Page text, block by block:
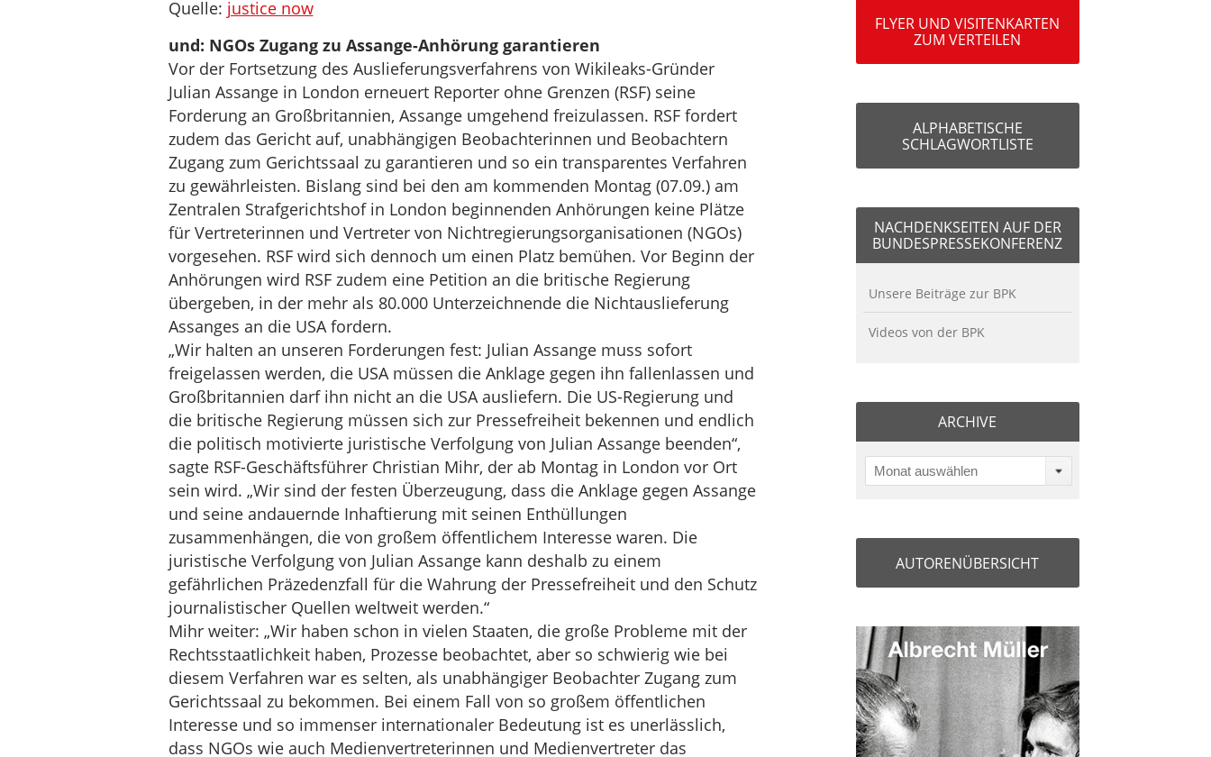
Quelle: justice now
und: NGOs Zugang zu Assange-Anhörung garantieren
Vor der Fortsetzung des Auslieferungsverfahrens von Wikileaks-Gründer
Julian Assange in London erneuert Reporter ohne Grenzen (RSF) seine
Forderung an Großbritannien, Assange umgehend freizulassen. RSF fordert
zudem das Gericht auf, unabhängigen Beobachterinnen und Beobachtern
Zugang zum Gerichtssaal zu garantieren und so ein transparentes Verfahren
zu gewährleisten. Bislang sind bei den am kommenden Montag (07.09.) am
Zentralen Strafgerichtshof in London beginnenden Anhörungen keine Plätze
für Vertreterinnen und Vertreter von Nichtregierungsorganisationen (NGOs)
vorgesehen. RSF wird sich dennoch um einen Platz bemühen. Vor Beginn der
Anhörungen wird RSF zudem eine Petition an die britische Regierung
übergeben, in der mehr als 80.000 Unterzeichnende die Nichtauslieferung
Assanges an die USA fordern.
„Wir halten an unseren Forderungen fest: Julian Assange muss sofort
freigelassen werden, die USA müssen die Anklage gegen ihn fallenlassen und
Großbritannien darf ihn nicht an die USA ausliefern. Die US-Regierung und
die britische Regierung müssen sich zur Pressefreiheit bekennen und endlich
die politisch motivierte juristische Verfolgung von Julian Assange beenden“,
sagte RSF-Geschäftsführer Christian Mihr, der ab Montag in London vor Ort
sein wird. „Wir sind der festen Überzeugung, dass die Anklage gegen Assange
und seine andauernde Inhaftierung mit seinen Enthüllungen
zusammenhängen, die von großem öffentlichem Interesse waren. Die
juristische Verfolgung von Julian Assange kann deshalb zu einem
gefährlichen Präzedenzfall für die Wahrung der Pressefreiheit und den Schutz
journalistischer Quellen weltweit werden.“
Mihr weiter: „Wir haben schon in vielen Staaten, die große Probleme mit der
Rechtsstaatlichkeit haben, Prozesse beobachtet, aber so schwierig wie bei
diesem Verfahren war es selten, als unabhängiger Beobachter Zugang zum
Gerichtssaal zu bekommen. Bei einem Fall von so großem öffentlichen
Interesse und so immenser internationaler Bedeutung ist es unerlässlich,
dass NGOs wie auch Medienvertreterinnen und Medienvertreter das
FLYER UND VISITENKARTEN
ZUM VERTEILEN
ALPHABETISCHE
SCHLAGWORTLISTE
NACHDENKSEITEN AUF DER
BUNDESPRESSEKONFERENZ
Unsere Beiträge zur BPK
Videos von der BPK
ARCHIVE
Monat auswählen
AUTORENÜBERSICHT